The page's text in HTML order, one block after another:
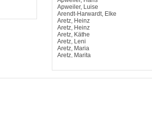
Apweiler, Luise
Arendt-Harwardt, Elke
Aretz, Heinz
Aretz, Heinz
Aretz, Käthe
Aretz, Leni
Aretz, Maria
Aretz, Marita
Artelt, Notburga